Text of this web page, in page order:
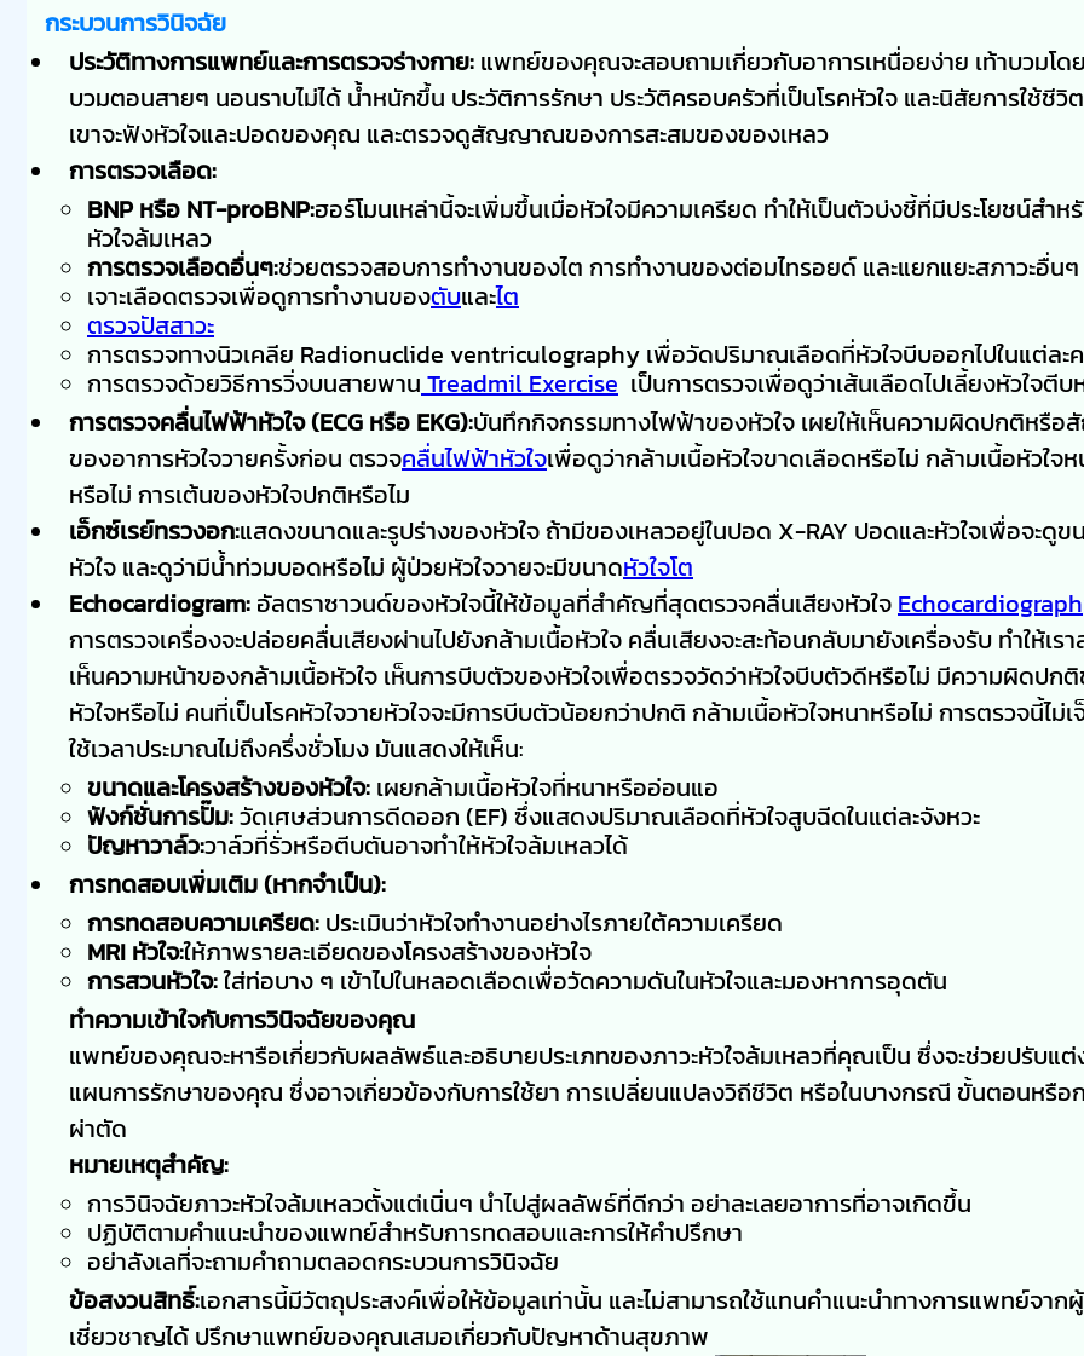
กระบวนการวินิจฉัย
ประวัติทางการแพทย์และการตรวจร่างกาย: แพทย์ของคุณจะสอบถามเกี่ยวกับอาการเหนื่อยง่าย เท้าบวมโด
บวมตอนสายๆ นอนราบไม่ได้ น้ำหนักขึ้น ประวัติการรักษา ประวัติครอบครัวที่เป็นโรคหัวใจ และนิสัยการใช้ชีวิ
เขาจะฟังหัวใจและปอดของคุณ และตรวจดูสัญญาณของการสะสมของของเหลว
การตรวจเลือด:
BNP หรือ NT-proBNP:ฮอร์โมนเหล่านี้จะเพิ่มขึ้นเมื่อหัวใจมีความเครียด ทำให้เป็นตัวบ่งชี้ที่มีประโยชน์สำห
หัวใจล้มเหลว
การตรวจเลือดอื่นๆ:ช่วยตรวจสอบการทำงานของไต การทำงานของต่อมไทรอยด์ และแยกแยะสภาวะอื่นๆ
เจาะเลือดตรวจเพื่อดูการทำงานของตับและไต
ตรวจปัสสาวะ
การตรวจทางนิวเคลีย Radionuclide ventriculography เพื่อวัดปริมาณเลือดที่หัวใจบีบออกไปในแต่ละ
การตรวจด้วยวิธีการวิ่งบนสายพาน Treadmil Exercise เป็นการตรวจเพื่อดูว่าเส้นเลือดไปเลี้ยงหัวใจตีบ
การตรวจคลื่นไฟฟ้าหัวใจ (ECG หรือ EKG):บันทึกกิจกรรมทางไฟฟ้าของหัวใจ เผยให้เห็นความผิดปกติห
ของอาการหัวใจวายครั้งก่อน ตรวจคลื่นไฟฟ้าหัวใจเพื่อดูว่ากล้ามเนื้อหัวใจขาดเลือดหรือไม่ กล้ามเนื้อหัวใจ
หรือไม่ การเต้นของหัวใจปกติหรือไม
เอ็กซ์เรย์ทรวงอก:แสดงขนาดและรูปร่างของหัวใจ ถ้ามีของเหลวอยู่ในปอด X-RAY ปอดและหัวใจเพื่อจะดู
หัวใจ และดูว่ามีน้ำท่วมบอดหรือไม่ ผู้ป่วยหัวใจวายจะมีขนาดหัวใจโต
Echocardiogram: อัลตราซาวนด์ของหัวใจนี้ให้ข้อมูลที่สำคัญที่สุดตรวจคลื่นเสียงหัวใจ
การตรวจเครื่องจะปล่อยคลื่นเสียงผ่านไปยังกล้ามเนื้อหัวใจ คลื่นเสียงจะสะท้อนกลับมายังเครื่องรับ ทำให้เร
เห็นความหน้าของกล้ามเนื้อหัวใจ เห็นการบีบตัวของหัวใจเพื่อตรวจวัดว่าหัวใจบีบตัวดีหรือไม่ มีความผิดปก
หัวใจหรือไม่ คนที่เป็นโรคหัวใจวายหัวใจจะมีการบีบตัวน้อยกว่าปกติ กล้ามเนื้อหัวใจหนาหรือไม่ การตรวจนี้ไม่
ใช้เวลาประมาณไม่ถึงครึ่งชั่วโมง มันแสดงให้เห็น:
ขนาดและโครงสร้างของหัวใจ: เผยกล้ามเนื้อหัวใจที่หนาหรืออ่อนแอ
ฟังก์ชั่นการปั๊ม:วัดเศษส่วนการดีดออก (EF) ซึ่งแสดงปริมาณเลือดที่หัวใจสูบฉีดในแต่ละจังหวะ
ปัญหาวาล์ว:วาล์วที่รั่วหรือตีบตันอาจทำให้หัวใจล้มเหลวได้
การทดสอบเพิ่มเติม (หากจำเป็น):
การทดสอบความเครียด: ประเมินว่าหัวใจทำงานอย่างไรภายใต้ความเครียด
MRI หัวใจ:ให้ภาพรายละเอียดของโครงสร้างของหัวใจ
การสวนหัวใจ:ใส่ท่อบาง ๆ เข้าไปในหลอดเลือดเพื่อวัดความดันในหัวใจและมองหาการอุดตัน
ทำความเข้าใจกับการวินิจฉัยของคุณ
แพทย์ของคุณจะหารือเกี่ยวกับผลลัพธ์และอธิบายประเภทของภาวะหัวใจล้มเหลวที่คุณเป็น ซึ่งจะช่วยปรับแต่
แผนการรักษาของคุณ ซึ่งอาจเกี่ยวข้องกับการใช้ยา การเปลี่ยนแปลงวิถีชีวิต หรือในบางกรณี ขั้นตอนหรือ
ผ่าตัด
หมายเหตุสำคัญ:
การวินิจฉัยภาวะหัวใจล้มเหลวตั้งแต่เนิ่นๆ นำไปสู่ผลลัพธ์ที่ดีกว่า อย่าละเลยอาการที่อาจเกิดขึ้น
ปฏิบัติตามคำแนะนำของแพทย์สำหรับการทดสอบและการให้คำปรึกษา
อย่าลังเลที่จะถามคำถามตลอดกระบวนการวินิจฉัย
ข้อสงวนสิทธิ์:เอกสารนี้มีวัตถุประสงค์เพื่อให้ข้อมูลเท่านั้น และไม่สามารถใช้แทนคำแนะนำทางการแพทย์จากผู้
เชี่ยวชาญได้ ปรึกษาแพทย์ของคุณเสมอเกี่ยวกับปัญหาด้านสุขภาพ